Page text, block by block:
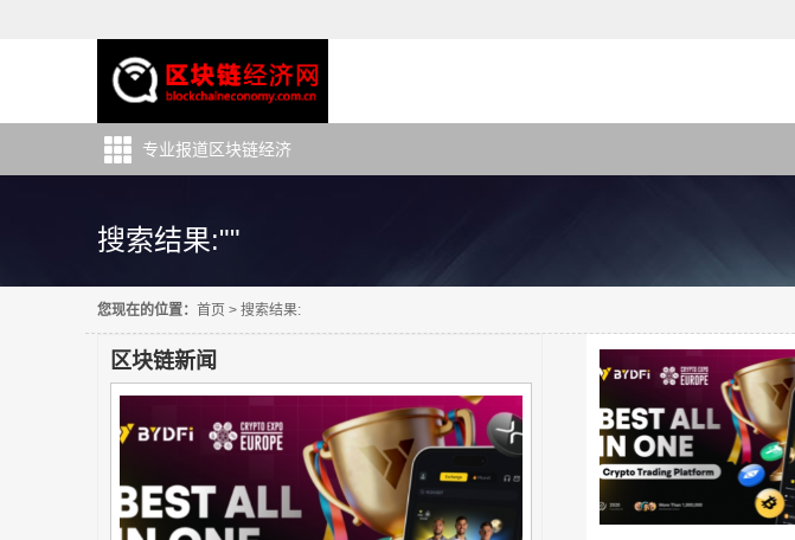
专业报道区块链经济
搜索结果:""
您现在的位置： 首页 > 搜索结果:
区块链新闻